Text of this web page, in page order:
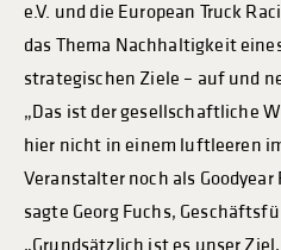
e.V. und die European Truck
das Thema Nachhaltigkeit
strategischen Ziele – auf und
„Das ist der gesellschaftliche
hier nicht in einem luftleeren
Veranstalter noch als
sagte Georg Fuchs,
„Grundsätzlich ist es unser